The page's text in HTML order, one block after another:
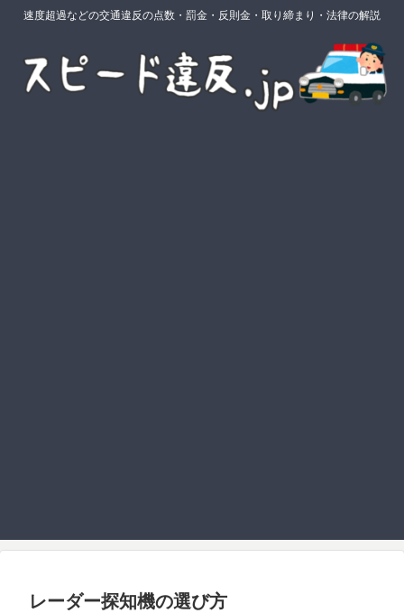
速度超過などの交通違反の点数・罰金・反則金・取り締まり・法律の解説
レーダー探知機の選び方